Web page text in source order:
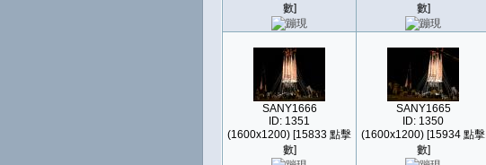
數]
數]
SANY1666
ID: 1351
(1600x1200) [15833 點擊
數]
SANY1665
ID: 1350
(1600x1200) [15934 點擊
數]